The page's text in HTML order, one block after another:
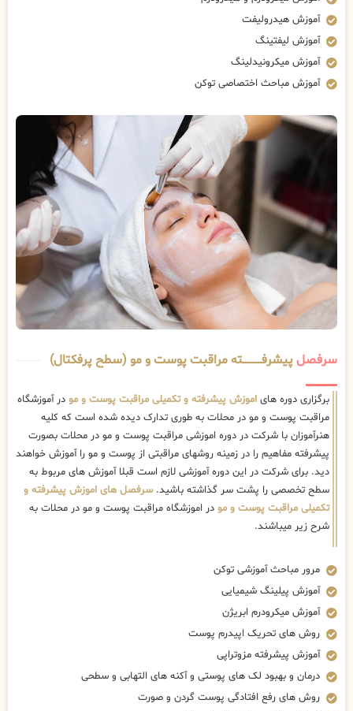
آموزش هیدرولیفت
آموزش لیفتینگ
آموزش میکرونیدلینگ
آموزش مباحث اختصاصی توکن
سرفصلپیشرفــــــــــــته مراقبت پوست و مو (سطح پرفکتال)
برگزاری دوره های اموزش پیشرفته و تکمیلی مراقبت پوست و مو در آموزشگاه
مراقبت پوست و مو در محلات به طوری تدارک دیده شده است که کلیه
هنرآموزان با شرکت در دوره اموزشی مراقبت پوست و مو در محلات بصورت
پیشرفته مفاهیم را در زمینه روشهای مراقبتی از پوست و مو را آموزش خواهند
دید. برای شرکت در این دوره آموزشی لازم است قبلا آموزش های مربوط به
سطح تخصصی را پشت سر گذاشته باشید.سرفصل های اموزش پیشرفته و
تکمیلی مراقبت پوست و مو در اموزشگاه مراقبت پوست و مو در محلات به
شرح زیر میباشند.
مرور مباحث آموزشی توکن
آموزش پیلینگ شیمیایی
آموزش میکرودرم ابریژن
روش های تحریک اپیدرم پوست
آموزش پیشرفته مزوتراپی
درمان و بهبود لک های پوستی و آکنه های التهابی و سطحی
روش های رفع افتادگی پوست گردن و صورت